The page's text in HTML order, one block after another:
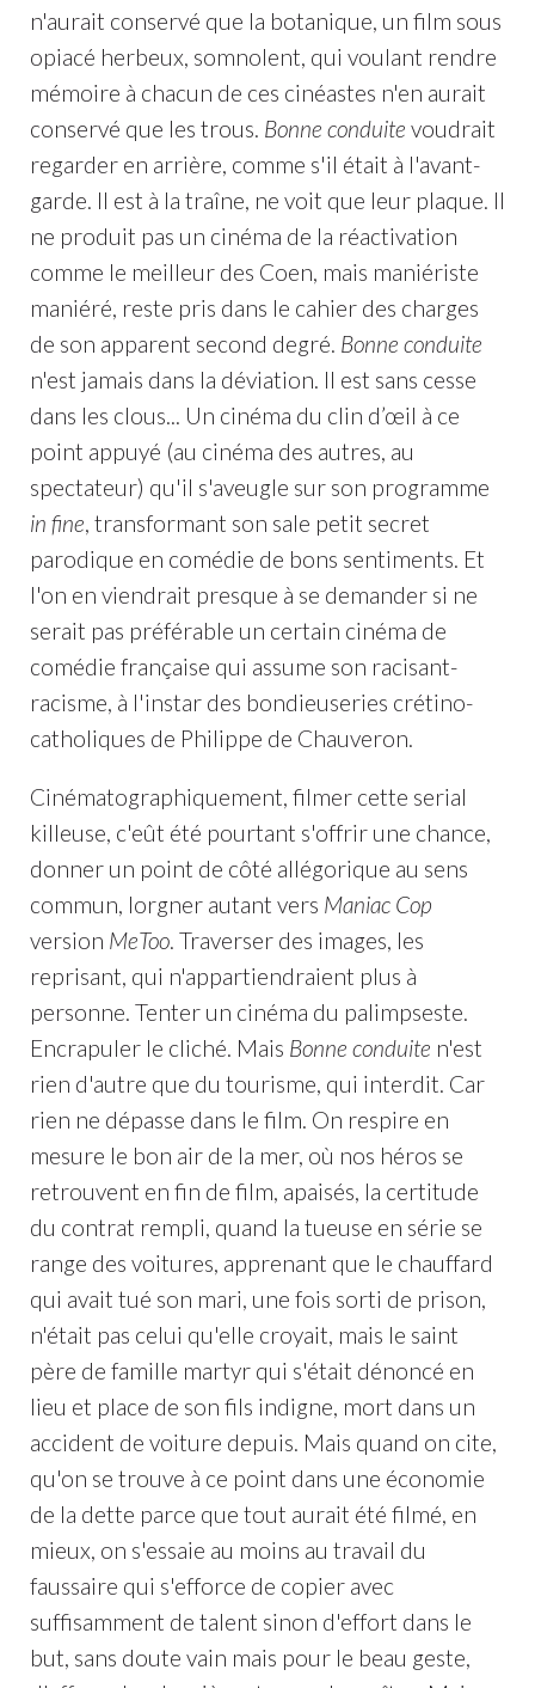
n'aurait conservé que la botanique, un film sous
opiacé herbeux, somnolent, qui voulant rendre
mémoire à chacun de ces cinéastes n'en aurait
conservé que les trous. Bonne conduite voudrait
regarder en arrière, comme s'il était à l'avant-
garde. Il est à la traîne, ne voit que leur plaque. Il
ne produit pas un cinéma de la réactivation
comme le meilleur des Coen, mais maniériste
maniéré, reste pris dans le cahier des charges
de son apparent second degré. Bonne conduite
n'est jamais dans la déviation. Il est sans cesse
dans les clous... Un cinéma du clin d’œil à ce
point appuyé (au cinéma des autres, au
spectateur) qu'il s'aveugle sur son programme
in fine, transformant son sale petit secret
parodique en comédie de bons sentiments. Et
l'on en viendrait presque à se demander si ne
serait pas préférable un certain cinéma de
comédie française qui assume son racisant-
racisme, à l'instar des bondieuseries crétino-
catholiques de Philippe de Chauveron.
Cinématographiquement, filmer cette serial
killeuse, c'eût été pourtant s'offrir une chance,
donner un point de côté allégorique au sens
commun, lorgner autant vers Maniac Cop
version MeToo. Traverser des images, les
reprisant, qui n'appartiendraient plus à
personne. Tenter un cinéma du palimpseste.
Encrapuler le cliché. Mais Bonne conduite n'est
rien d'autre que du tourisme, qui interdit. Car
rien ne dépasse dans le film. On respire en
mesure le bon air de la mer, où nos héros se
retrouvent en fin de film, apaisés, la certitude
du contrat rempli, quand la tueuse en série se
range des voitures, apprenant que le chauffard
qui avait tué son mari, une fois sorti de prison,
n'était pas celui qu'elle croyait, mais le saint
père de famille martyr qui s'était dénoncé en
lieu et place de son fils indigne, mort dans un
accident de voiture depuis. Mais quand on cite,
qu'on se trouve à ce point dans une économie
de la dette parce que tout aurait été filmé, en
mieux, on s'essaie au moins au travail du
faussaire qui s'efforce de copier avec
suffisamment de talent sinon d'effort dans le
but, sans doute vain mais pour le beau geste,